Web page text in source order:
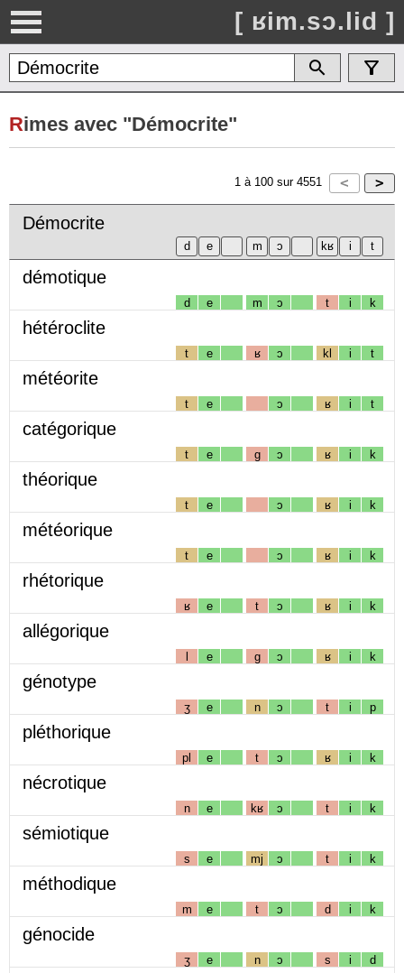
[ ʁim.sɔ.lid ]
Rimes avec "Démocrite"
1 à 100 sur 4551
Démocrite
démotique
d e m ɔ t i k
hétéroclite
t e ʁ ɔ kl i t
météorite
t e ɔ ʁ i t
catégorique
t e g ɔ ʁ i k
théorique
t e ɔ ʁ i k
météorique
t e ɔ ʁ i k
rhétorique
ʁ e t ɔ ʁ i k
allégorique
l e g ɔ ʁ i k
génotype
ʒ e n ɔ t i p
pléthorique
pl e t ɔ ʁ i k
nécrotique
n e kʁ ɔ t i k
sémiotique
s e mj ɔ t i k
méthodique
m e t ɔ d i k
génocide
ʒ e n ɔ s i d